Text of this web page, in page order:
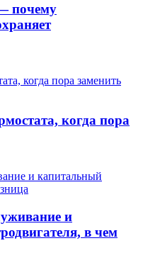
почему
когда пора
и
в чем